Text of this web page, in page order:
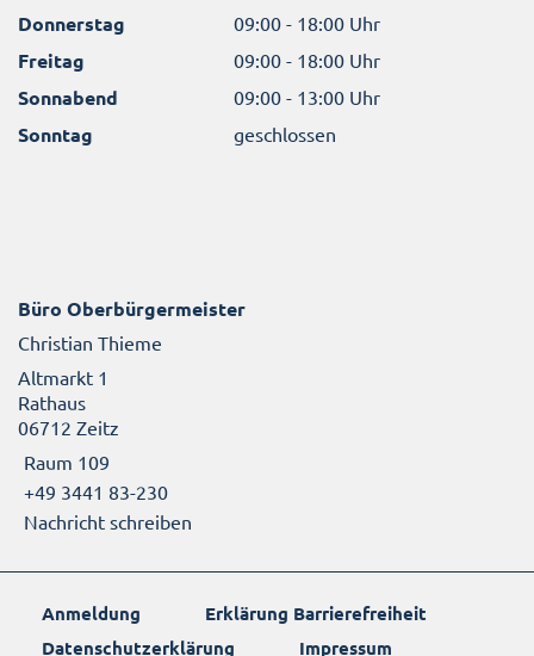
Donnerstag 09:00 - 18:00 Uhr
Freitag 09:00 - 18:00 Uhr
Sonnabend 09:00 - 13:00 Uhr
Sonntag geschlossen
Büro Oberbürgermeister
Christian Thieme
Altmarkt 1
Rathaus
06712 Zeitz
Raum 109
+49 3441 83-230
Nachricht schreiben
Anmeldung
Erklärung Barrierefreiheit
Datenschutzerklärung
Impressum